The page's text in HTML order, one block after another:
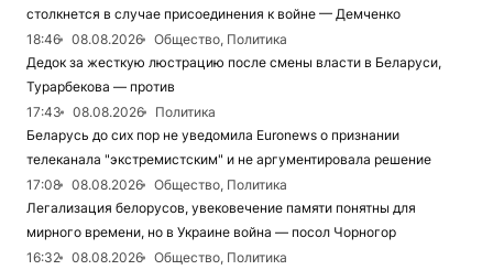
столкнется в случае присоединения к войне — Демченко
18:46
08.08.2026
Общество, Политика
Дедок за жесткую люстрацию после смены власти в Беларуси,
Турарбекова — против
17:43
08.08.2026
Политика
Беларусь до сих пор не уведомила Euronews о признании
телеканала "экстремистским" и не аргументировала решение
17:08
08.08.2026
Общество, Политика
Легализация белорусов, увековечение памяти понятны для
мирного времени, но в Украине война — посол Чорногор
16:32
08.08.2026
Общество, Политика